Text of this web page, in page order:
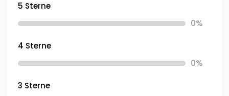
5 Sterne
0%
4 Sterne
0%
3 Sterne